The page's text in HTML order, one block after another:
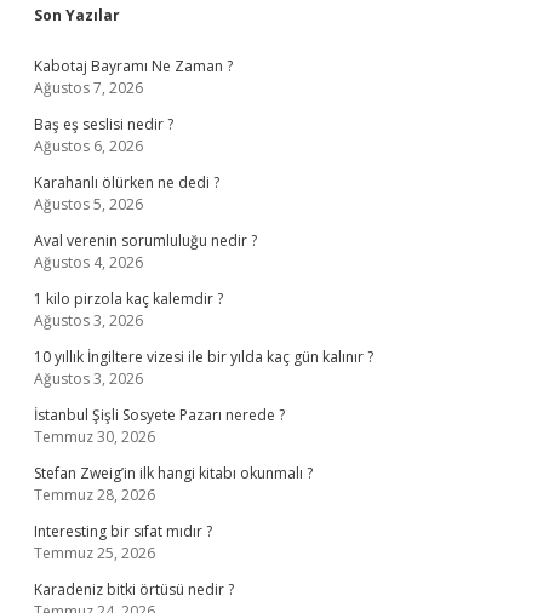
Sidebar
Son Yazılar
Kabotaj Bayramı Ne Zaman ?
Ağustos 7, 2026
Baş eş seslisi nedir ?
Ağustos 6, 2026
Karahanlı ölürken ne dedi ?
Ağustos 5, 2026
Aval verenin sorumluluğu nedir ?
Ağustos 4, 2026
1 kilo pirzola kaç kalemdir ?
Ağustos 3, 2026
10 yıllık İngiltere vizesi ile bir yılda kaç gün kalınır ?
Ağustos 3, 2026
İstanbul Şişli Sosyete Pazarı nerede ?
Temmuz 30, 2026
Stefan Zweig’in ilk hangi kitabı okunmalı ?
Temmuz 28, 2026
Interesting bir sıfat mıdır ?
Temmuz 25, 2026
Karadeniz bitki örtüsü nedir ?